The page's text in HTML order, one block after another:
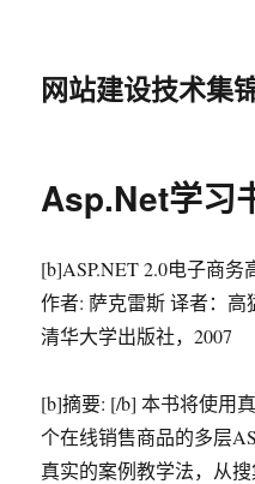
网站建设技术集
Asp.Net学习
[b]ASP.NET 2.0电子商务
作者: 萨克雷斯 译者：高
清华大学出版社，2007
[b]摘要: [/b] 本书将使用
个在线销售商品的多层
真实的案例教学法，从